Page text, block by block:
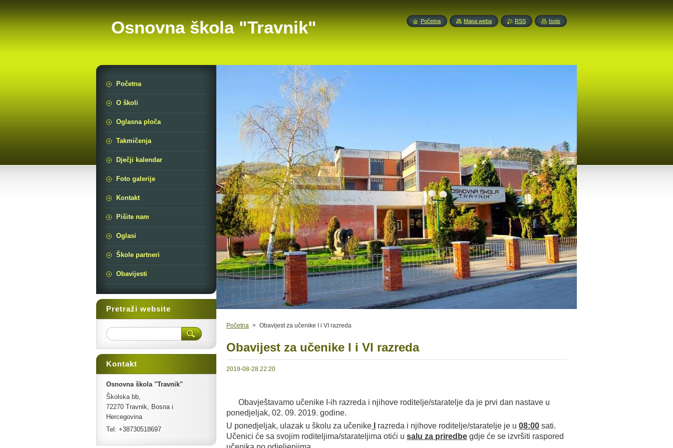
Osnovna škola "Travnik"
Početna > Obavijest za učenike I i VI razreda
Obavijest za učenike I i VI razreda
2019-08-28 22:20
Obavještavamo učenike I-ih razreda i njihove roditelje/staratelje da je prvi dan nastave u
ponedjeljak, 02. 09. 2019. godine.
U ponedjeljak, ulazak u školu za učenike
razreda i njihove roditelje/staratelje je u 08:00 sati.
Učenici će sa svojim roditeljima/starateljima otići u salu za priredbe gdje će se izvršiti raspored
Početna
O školi
Oglasna ploča
Takmičenja
Dječji kalendar
Foto galerije
Kontakt
Pišite nam
Oglasi
Škole partneri
Obavijesti
Pretraži website
Kontakt
Osnovna škola "Travnik"
Školska bb,
72270 Travnik, Bosna i
Hercegovina
Tel: +38730518697
Početna Mapa weba RSS Ispis